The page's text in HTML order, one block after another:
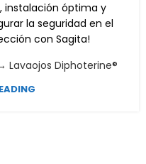
instalación óptima y
la seguridad en el
con Sagita!
Lavaojos Diphoterine®